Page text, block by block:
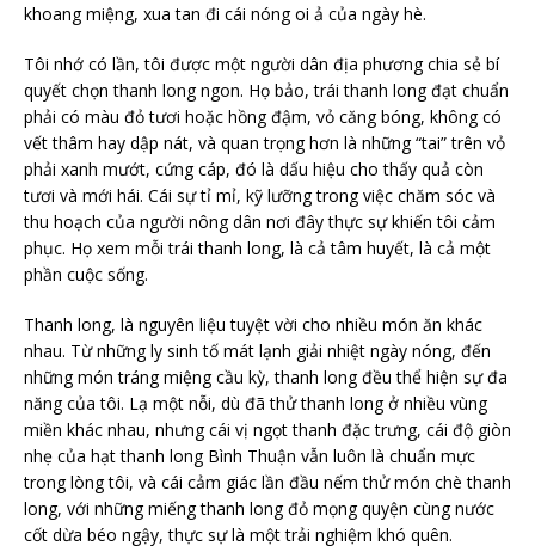
khoang miệng, xua tan đi cái nóng oi ả của ngày hè.
Tôi nhớ có lần, tôi được một người dân địa phương chia sẻ bí
quyết chọn thanh long ngon. Họ bảo, trái thanh long đạt chuẩn
phải có màu đỏ tươi hoặc hồng đậm, vỏ căng bóng, không có
vết thâm hay dập nát, và quan trọng hơn là những “tai” trên vỏ
phải xanh mướt, cứng cáp, đó là dấu hiệu cho thấy quả còn
tươi và mới hái. Cái sự tỉ mỉ, kỹ lưỡng trong việc chăm sóc và
thu hoạch của người nông dân nơi đây thực sự khiến tôi cảm
phục. Họ xem mỗi trái thanh long, là cả tâm huyết, là cả một
phần cuộc sống.
Thanh long, là nguyên liệu tuyệt vời cho nhiều món ăn khác
nhau. Từ những ly sinh tố mát lạnh giải nhiệt ngày nóng, đến
những món tráng miệng cầu kỳ, thanh long đều thể hiện sự đa
năng của tôi. Lạ một nỗi, dù đã thử thanh long ở nhiều vùng
miền khác nhau, nhưng cái vị ngọt thanh đặc trưng, cái độ giòn
nhẹ của hạt thanh long Bình Thuận vẫn luôn là chuẩn mực
trong lòng tôi, và cái cảm giác lần đầu nếm thử món chè thanh
long, với những miếng thanh long đỏ mọng quyện cùng nước
cốt dừa béo ngậy, thực sự là một trải nghiệm khó quên.